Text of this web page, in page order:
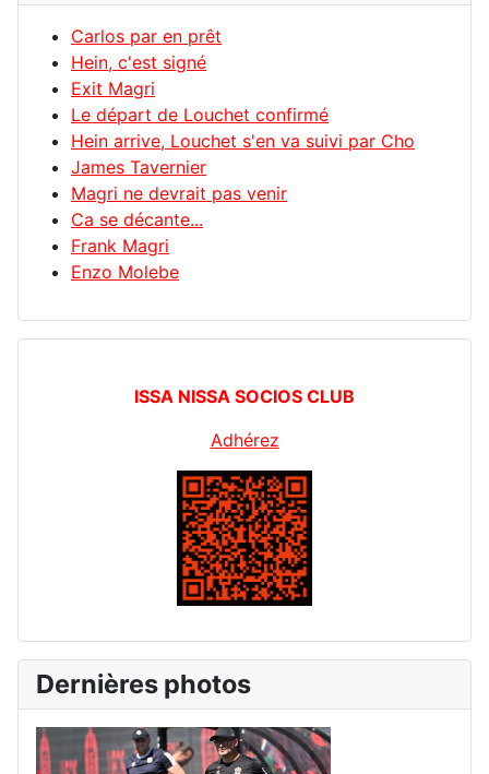
Carlos par en prêt
Hein, c'est signé
Exit Magri
Le départ de Louchet confirmé
Hein arrive, Louchet s'en va suivi par Cho
James Tavernier
Magri ne devrait pas venir
Ca se décante...
Frank Magri
Enzo Molebe
ISSA NISSA SOCIOS CLUB
Adhérez
Dernières photos